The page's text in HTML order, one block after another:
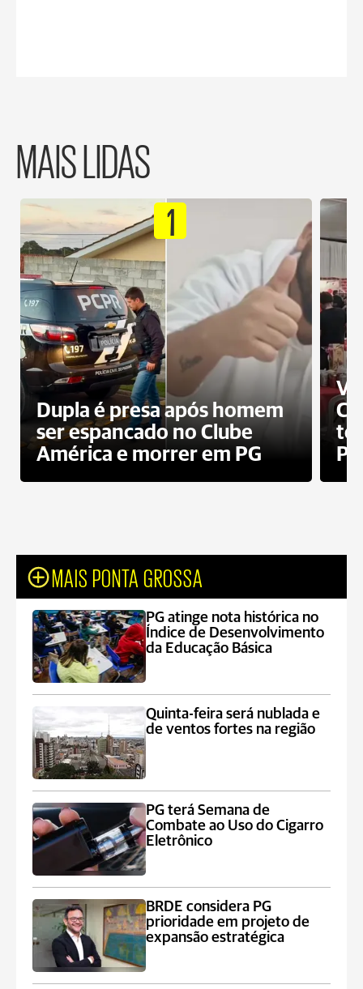
MAIS LIDAS
1
Dupla é presa após homem
ser espancado no Clube
América e morrer em PG
PG
MAIS PONTA GROSSA
PG atinge nota histórica no
Índice de Desenvolvimento
da Educação Básica
Quinta-feira será nublada e
de ventos fortes na região
PG terá Semana de
Combate ao Uso do Cigarro
Eletrônico
BRDE considera PG
prioridade em projeto de
expansão estratégica